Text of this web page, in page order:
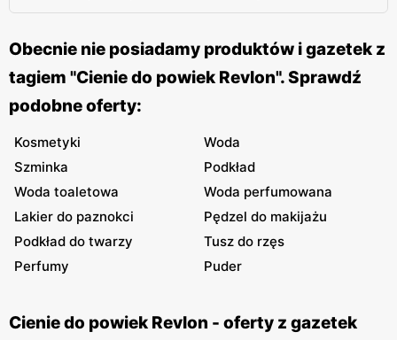
Obecnie nie posiadamy produktów i gazetek z
tagiem "Cienie do powiek Revlon". Sprawdź
podobne oferty:
Kosmetyki
Woda
Szminka
Podkład
Woda toaletowa
Woda perfumowana
Lakier do paznokci
Pędzel do makijażu
Podkład do twarzy
Tusz do rzęs
Perfumy
Puder
Cienie do powiek Revlon - oferty z gazetek